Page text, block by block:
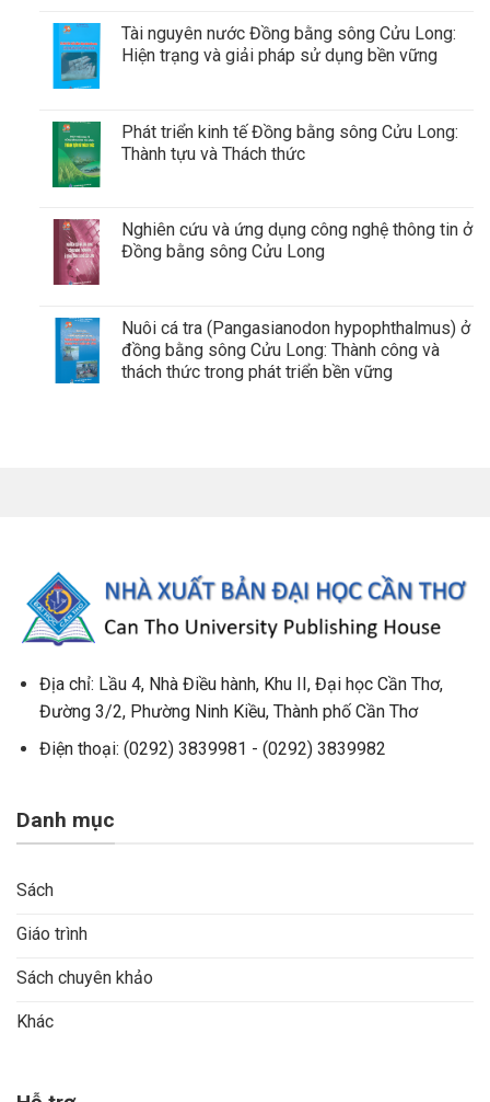
Tài nguyên nước Đồng bằng sông Cửu Long:
Hiện trạng và giải pháp sử dụng bền vững
Phát triển kinh tế Đồng bằng sông Cửu Long:
Thành tựu và Thách thức
Nghiên cứu và ứng dụng công nghệ thông tin ở
Đồng bằng sông Cửu Long
Nuôi cá tra (Pangasianodon hypophthalmus) ở
đồng bằng sông Cửu Long: Thành công và
thách thức trong phát triển bền vững
Địa chỉ: Lầu 4, Nhà Điều hành, Khu II, Đại học Cần Thơ,
Đường 3/2, Phường Ninh Kiều, Thành phố Cần Thơ
Điện thoại: (0292) 3839981 - (0292) 3839982
Danh mục
Sách
Giáo trình
Sách chuyên khảo
Khác